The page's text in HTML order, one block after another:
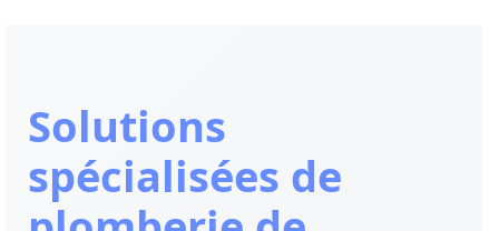
Solutions
spécialisées de